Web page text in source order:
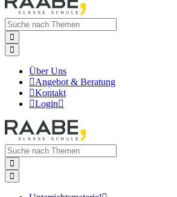


Über Uns
Angebot & Beratung
Kontakt
Login

